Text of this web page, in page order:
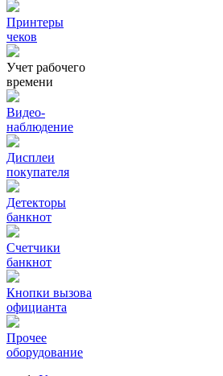
Принтеры
чеков
Учет рабочего
времени
Видео‑
наблюдение
Дисплеи
покупателя
Детекторы
банкнот
Счетчики
банкнот
Кнопки вызова
официанта
Прочее
оборудование